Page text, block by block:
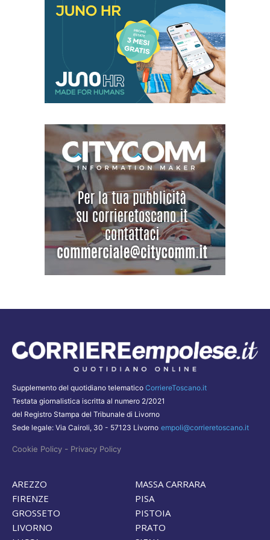
Supplemento del quotidiano telematico CorriereToscano.it
Testata giornalistica iscritta al numero 2/2021
del Registro Stampa del Tribunale di Livorno
Sede legale: Via Cairoli, 30 - 57123 Livorno empoli@corrieretoscano.it
Cookie Policy - Privacy Policy
AREZZO
FIRENZE
GROSSETO
LIVORNO
MASSA CARRARA
PISA
PISTOIA
PRATO